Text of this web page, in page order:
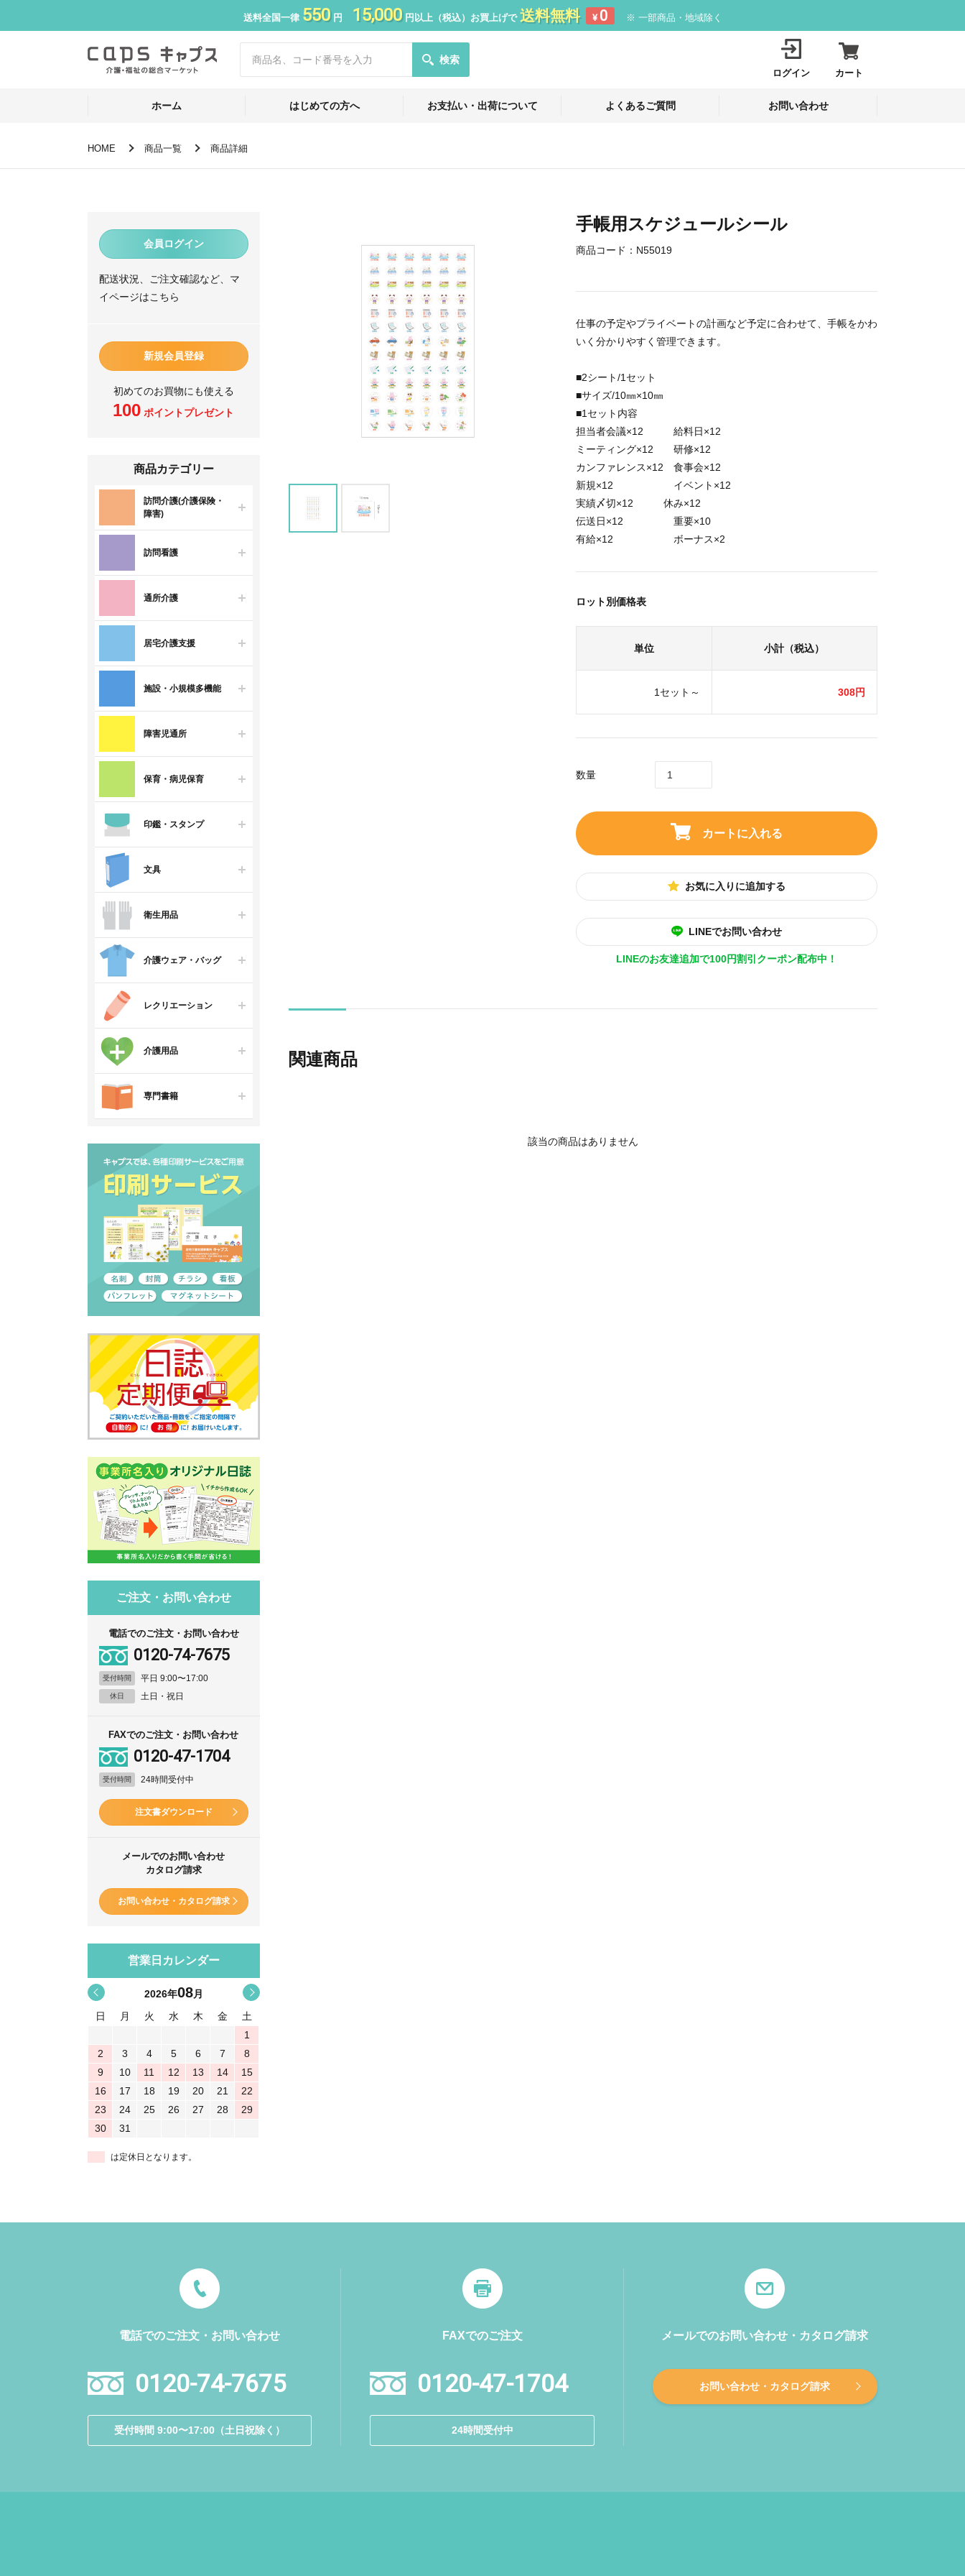
送料全国一律 550円 15,000円以上（税込）お買上げで 送料無料 ¥ 0 ※ 一部商品・地域除く
検索
ログイン カート
ホーム はじめての方へ お支払い・出荷について よくあるご質問 お問い合わせ
HOME 商品一覧 商品詳細
会員ログイン
配送状況、ご注文確認など、マ
イページはこちら
新規会員登録
初めてのお買物にも使える
100 ポイントプレゼント
商品カテゴリー
訪問介護(介護保険・
障害)
訪問看護
通所介護
居宅介護支援
施設・小規模多機能
障害児通所
保育・病児保育
印鑑・スタンプ
文具
衛生用品
介護ウェア・バッグ
レクリエーション
介護用品
専門書籍
ご注文・お問い合わせ
電話でのご注文・お問い合わせ
0120-74-7675
受付時間 平日 9:00〜17:00
休日 土日・祝日
FAXでのご注文・お問い合わせ
0120-47-1704
受付時間 24時間受付中
注文書ダウンロード
メールでのお問い合わせ
カタログ請求
お問い合わせ・カタログ請求
営業日カレンダー
< >
2026年08月
日
月 火 水 木 金
土
1
2
3 4 5 6 7
8
9
10 11 12 13 14
15
16
17 18 19 20 21
22
23
24 25 26 27 28
29
30
31
は定休日となります。
手帳用スケジュールシール
商品コード： N55019
仕事の予定やプライベートの計画など予定に合わせて、手帳をかわ
いく分かりやすく管理できます。
■2シート/1セット
■サイズ/10㎜×10㎜
■1セット内容
担当者会議×12 給料日×12
ミーティング×12 研修×12
カンファレンス×12 食事会×12
新規×12 イベント×12
実績〆切×12 休み×12
伝送日×12 重要×10
有給×12 ボーナス×2
ロット別価格表
単位 小計（税込）
1セット～ 308円
数量
カートに入れる
お気に入りに追加する
LINEでお問い合わせ
LINEのお友達追加で100円割引クーポン配布中！
関連商品
該当の商品はありません
電話でのご注文・お問い合わせ
0120-74-7675
受付時間 9:00〜17:00（土日祝除く）
FAXでのご注文
0120-47-1704
24時間受付中
メールでのお問い合わせ・カタログ請求
お問い合わせ・カタログ請求